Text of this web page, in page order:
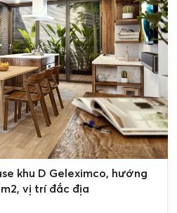
khu D Geleximco, hướng
vị trí đắc địa